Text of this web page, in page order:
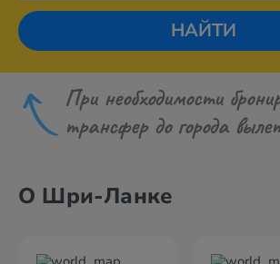
НАЙТИ
При необходимости
трансфер до города
О Шри-Ланке